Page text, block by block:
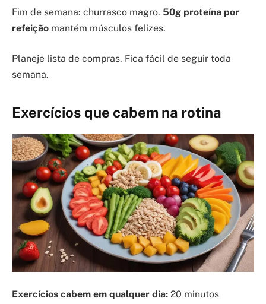
Fim de semana: churrasco magro. 50g proteína por
refeição mantém músculos felizes.
Planeje lista de compras. Fica fácil de seguir toda
semana.
Exercícios que cabem na rotina
Exercícios cabem em qualquer dia: 20 minutos